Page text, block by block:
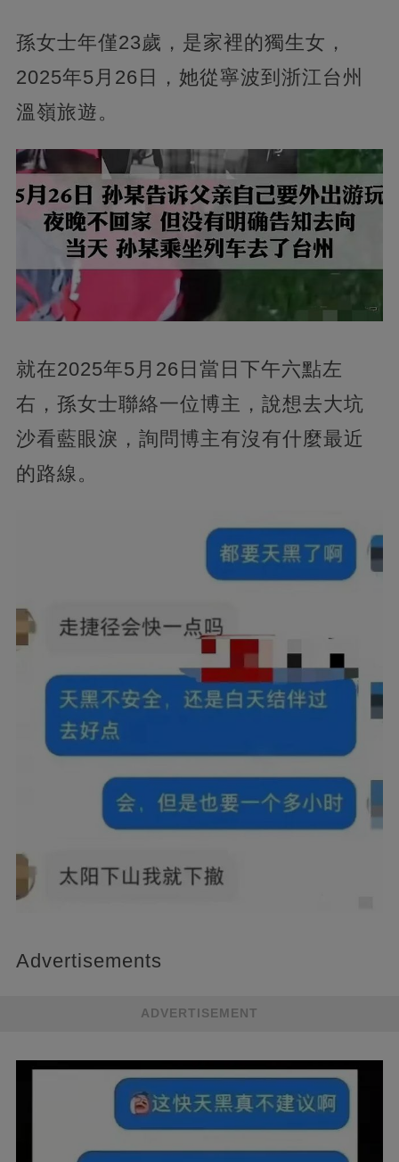
孫女士年僅23歲，是家裡的獨生女，
2025年5月26日，她從寧波到浙江台州
溫嶺旅遊。
就在2025年5月26日當日下午六點左
右，孫女士聯絡一位博主，說想去大坑
沙看藍眼淚，詢問博主有沒有什麼最近
的路線。
Advertisements
ADVERTISEMENT